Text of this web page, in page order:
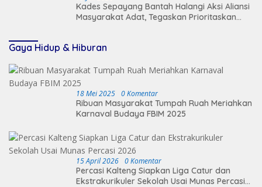
Kades Sepayang Bantah Halangi Aksi Aliansi
Masyarakat Adat, Tegaskan Prioritaskan
Gaya Hidup & Hiburan
18 Mei 2025 0 Komentar
Ribuan Masyarakat Tumpah Ruah Meriahkan
Karnaval Budaya FBIM 2025
15 April 2026 0 Komentar
Percasi Kalteng Siapkan Liga Catur dan
Ekstrakurikuler Sekolah Usai Munas Percasi